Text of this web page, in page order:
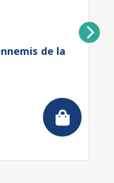
de la